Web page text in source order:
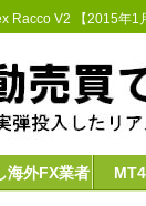
Racco V2 【2015年1
海外FX業者